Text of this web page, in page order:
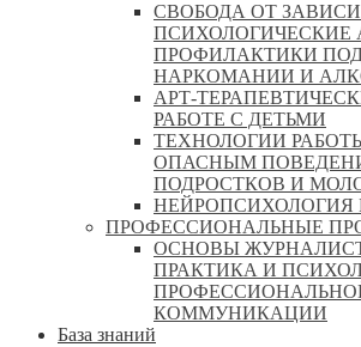
СВОБОДА ОТ
ПСИХОЛОГИЧЕСКИЕ
ПРОФИЛАКТИКИ
НАРКОМАНИИ И
АРТ-
РАБОТЕ С ДЕТЬМИ
ТЕХНОЛОГИИ
ОПАСНЫМ
ПОДРОСТКОВ И
ПРОФЕССИОНАЛЬНЫЕ
ОСНОВЫ
ПРАКТИКА И
КОММУНИКАЦИИ
База знаний